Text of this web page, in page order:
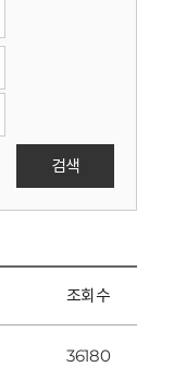
검색
조회수
36180